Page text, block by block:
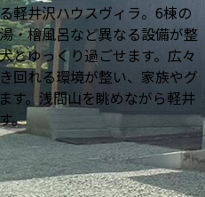
軽井沢ハウスヴィラ。6棟の
・檜風呂など異なる設備が整
とゆっくり過ごせます。広々
回れる環境が整い、家族やグ
す。浅間山を眺めながら軽井
。